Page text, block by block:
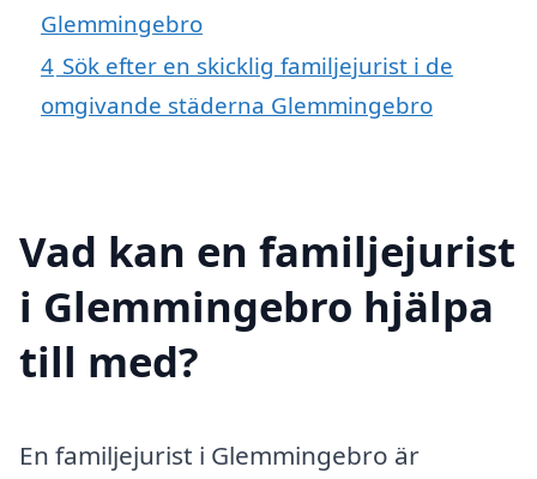
Glemmingebro
4 Sök efter en skicklig familjejurist i de
omgivande städerna Glemmingebro
Vad kan en familjejurist
i Glemmingebro hjälpa
till med?
En familjejurist i Glemmingebro är